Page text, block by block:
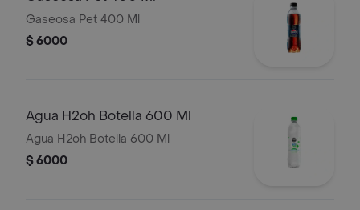
Gaseosa Pet 400 Ml
$ 6000
Agua H2oh Botella 600 Ml
Agua H2oh Botella 600 Ml
$ 6000